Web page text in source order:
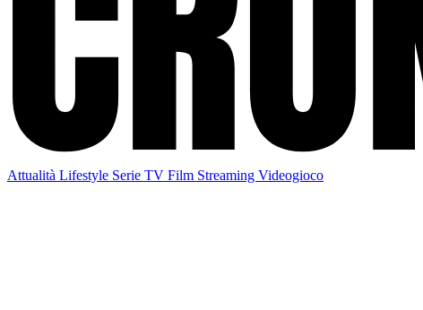
Attualità Lifestyle Serie TV Film Streaming Videogioco